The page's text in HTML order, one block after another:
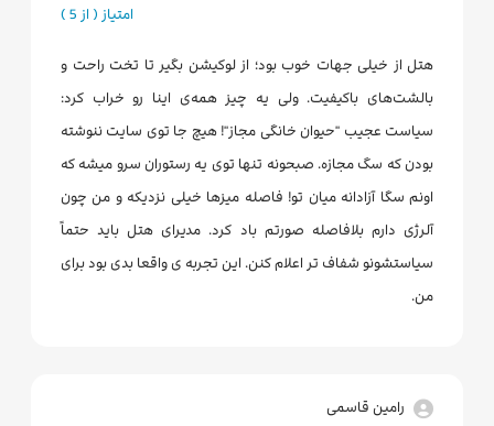
امتیاز ( از 5 )
هتل از خیلی جهات خوب بود؛ از لوکیشن بگیر تا تخت راحت و
بالشت‌های باکیفیت. ولی یه چیز همه‌ی اینا رو خراب کرد:
سیاست عجیب "حیوان خانگی مجاز"! هیچ جا توی سایت ننوشته
بودن که سگ مجازه. صبحونه تنها توی یه رستوران سرو میشه که
اونم سگا آزادانه میان تو! فاصله میزها خیلی نزدیکه و من چون
آلرژی دارم بلافاصله صورتم باد کرد. مدیرای هتل باید حتماً
سیاستشونو شفاف تر اعلام کنن. این تجربه ی واقعا بدی بود برای
من.
رامین قاسمی